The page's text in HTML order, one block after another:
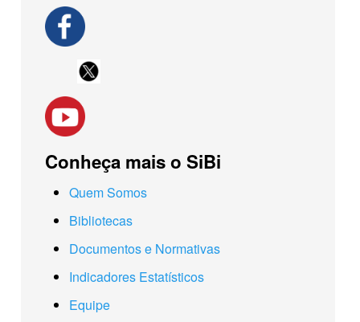
Conheça mais o SiBi
Quem Somos
Bibliotecas
Documentos e Normativas
Indicadores Estatísticos
Equipe